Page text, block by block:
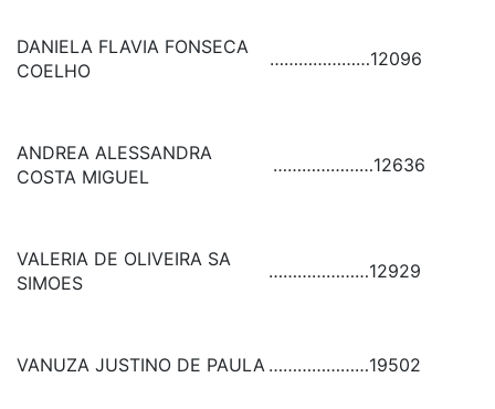
DANIELA FLAVIA FONSECA
COELHO
…………………12096
ANDREA ALESSANDRA
COSTA MIGUEL
…………………12636
VALERIA DE OLIVEIRA SA
SIMOES
…………………12929
VANUZA JUSTINO DE PAULA …………………19502